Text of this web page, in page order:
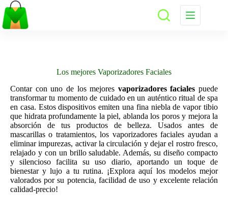
Saltar
al
contenido
Los mejores Vaporizadores Faciales
Contar con uno de los mejores vaporizadores faciales puede
transformar tu momento de cuidado en un auténtico ritual de spa
en casa. Estos dispositivos emiten una fina niebla de vapor tibio
que hidrata profundamente la piel, ablanda los poros y mejora la
absorción de tus productos de belleza. Usados antes de
mascarillas o tratamientos, los vaporizadores faciales ayudan a
eliminar impurezas, activar la circulación y dejar el rostro fresco,
relajado y con un brillo saludable. Además, su diseño compacto
y silencioso facilita su uso diario, aportando un toque de
bienestar y lujo a tu rutina. ¡Explora aquí los modelos mejor
valorados por su potencia, facilidad de uso y excelente relación
calidad‑precio!